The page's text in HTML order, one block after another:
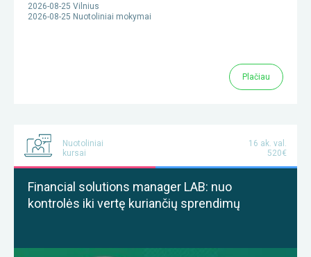
2026-08-25 Vilnius
2026-08-25 Nuotoliniai mokymai
Plačiau
Nuotoliniai
kursai
16 ak. val.
520€
Financial solutions manager LAB: nuo
kontrolės iki vertę kuriančių sprendimų